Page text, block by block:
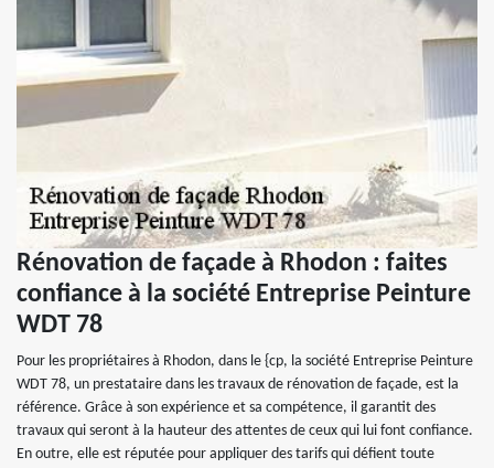
Rénovation de façade à Rhodon : faites
confiance à la société Entreprise Peinture
WDT 78
Pour les propriétaires à Rhodon, dans le {cp, la société Entreprise Peinture
WDT 78, un prestataire dans les travaux de rénovation de façade, est la
référence. Grâce à son expérience et sa compétence, il garantit des
travaux qui seront à la hauteur des attentes de ceux qui lui font confiance.
En outre, elle est réputée pour appliquer des tarifs qui défient toute